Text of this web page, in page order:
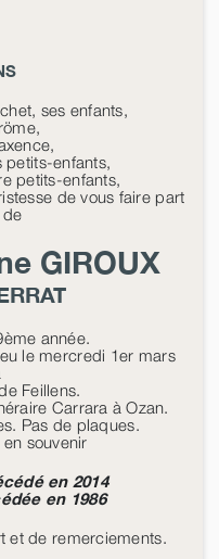
ses enfants,
petits-enfants,
petits-enfants,
de vous faire part
GIROUX
année.
le mercredi 1er mars
Feillens.
Carrara à Ozan.
Pas de plaques.
souvenir
en 2014
en 1986
et de remerciements.